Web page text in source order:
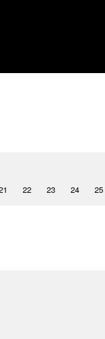
22 23 24 25